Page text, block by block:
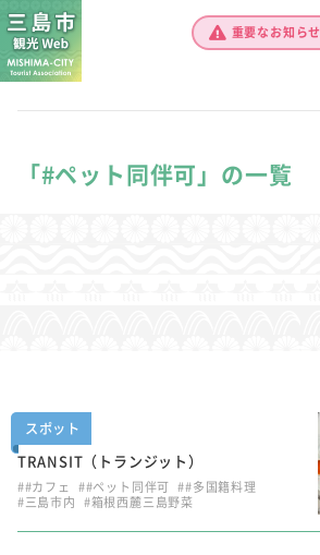
重要なお知らせ
「#ペット同伴可」の一覧
スポット
TRANSIT（トランジット）
##カフェ ##ペット同伴可 ##多国籍料理
#三島市内 #箱根西麓三島野菜